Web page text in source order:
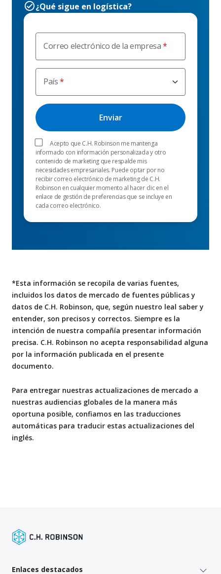
Correo electrónico de la empresa
País
Acepto que C.H. Robinson me mantenga
informado con información personalizada y otro
contenido de marketing que respalde mis
necesidades empresariales. Puede optar por no
recibir correo electrónico de marketing de C.H.
Robinson en cualquier momento al hacer clic en el
enlace de gestión de preferencias que se incluye en
cada correo electrónico.
¿Qué sigue en logística?
*Esta información se recopila de varias fuentes,
incluidos los datos de mercado de fuentes públicas y
datos de C.H. Robinson, que, según nuestro leal saber y
entender, son precisos y correctos. Siempre es la
intención de nuestra compañía presentar información
precisa. C.H. Robinson no acepta responsabilidad alguna
por la información publicada en el presente
documento.
Para entregar nuestras actualizaciones de mercado a
nuestras audiencias globales de la manera más
oportuna posible, confiamos en las traducciones
automáticas para traducir estas actualizaciones del
inglés.
Enlaces destacados